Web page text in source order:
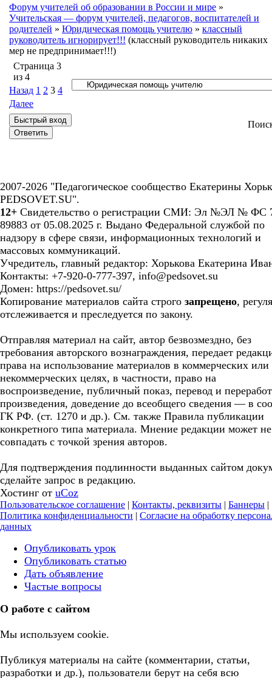
Форум учителей об образовании в России и мире »
Учительская — форум учителей, педагогов, воспитателей и
родителей » Юридическая помощь учителю » классный
руководитель игнорирует!!! (классный руководитель никаких
мер не предпринимает!!!)
Страница 3
из 4
Назад 1 2 3 4
Далее
2007-2026 "Педагогическое сообщество Екатерины
PEDSOVET.SU".
12+ Свидетельство о регистрации СМИ: Эл №ЭЛ № ФС
89883 от 05.08.2025 г. Выдано Федеральной службой по
надзору в сфере связи, информационных технологий и
массовых коммуникаций.
Учредитель, главный редактор: Хорькова Екатерина
Контакты: +7-920-0-777-397, info@pedsovet.su
Домен: https://pedsovet.su/
Копирование материалов сайта строго запрещено,
отслеживается и преследуется по закону.
Отправляя материал на сайт, автор безвозмездно, без
требования авторского вознаграждения, передает
права на использование материалов в коммерческих или
некоммерческих целях, в частности, право на
воспроизведение, публичный показ, перевод и
произведения, доведение до всеобщего сведения — в
ГК РФ. (ст. 1270 и др.). См. также Правила публикации
конкретного типа материала. Мнение редакции может не
совпадать с точкой зрения авторов.
Для подтверждения подлинности выданных сайтом
сделайте запрос в редакцию.
Хостинг от uCoz
Пользовательское соглашение | Контакты, реквизиты | Баннеры |
Политика конфиденциальности | Согласие на обработку
данных
Опубликовать урок
Опубликовать статью
Дать объявление
Частые вопросы
О работе с сайтом
Мы используем cookie.
Публикуя материалы на сайте (комментарии, статьи,
разработки и др.), пользователи берут на себя всю